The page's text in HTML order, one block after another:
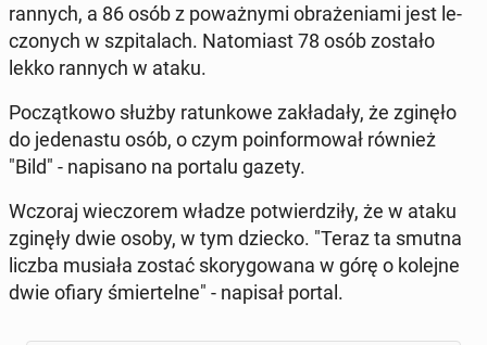
rannych, a 86 osób z po­waż­ny­mi ob­ra­że­nia­mi jest le­
czo­nych w szpi­ta­lach. Na­to­miast 78 osób zostało
lekko rannych w ataku.
Po­cząt­ko­wo służby ra­tun­ko­we za­kła­da­ły, że zginęło
do je­de­na­stu osób, o czym po­in­for­mo­wał również
"Bild" - na­pi­sa­no na portalu gazety.
Wczoraj wie­czo­rem władze po­twier­dzi­ły, że w ataku
zginęły dwie osoby, w tym dziecko. "Teraz ta smutna
liczba musiała zostać sko­ry­go­wa­na w górę o kolejne
dwie ofiary śmier­tel­ne" - napisał portal.